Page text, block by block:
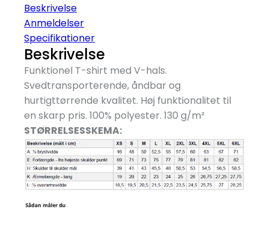
Beskrivelse
Anmeldelser
Specifikationer
Beskrivelse
Funktionel T-shirt med V-hals.
Svedtransporterende, åndbar og
hurtigttørrende kvalitet. Høj funktionalitet til
en skarp pris. 100% polyester. 130 g/m²
STØRRELSESSKEMA: